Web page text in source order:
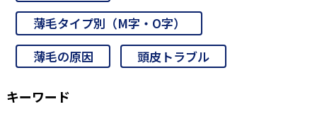
薄毛タイプ別（M字・O字）
薄毛の原因
頭皮トラブル
キーワード